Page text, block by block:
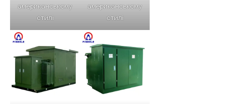
американському
стилі
американському
стилі